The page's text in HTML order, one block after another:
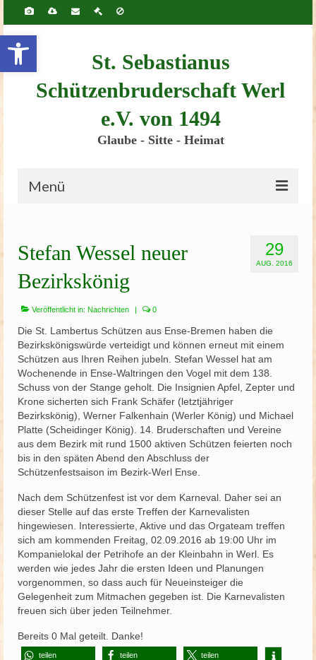
Werkzeugleiste öffnen
springen
St. Sebastianus
Schützenbruderschaft Werl
e.V. von 1494
Glaube - Sitte - Heimat
Menü
Bruderschaft
Schützenscheune
Kinderschützenfest
Schützenfest
Schießgruppe
News
29
AUG. 2016
Stefan Wessel neuer
Bezirkskönig
Veröffentlicht in: Nachrichten | 0
Die St. Lambertus Schützen aus Ense-Bremen haben die
Bezirkskönigswürde verteidigt und können erneut mit einem
Schützen aus Ihren Reihen jubeln. Stefan Wessel hat am
Wochenende in Ense-Waltringen den Vogel mit dem 138.
Schuss von der Stange geholt. Die Insignien Apfel, Zepter und
Krone sicherten sich Frank Schäfer (letztjähriger
Bezirkskönig), Werner Falkenhain (Werler König) und Michael
Platte (Scheidinger König). 14. Bruderschaften und Vereine
aus dem Bezirk mit rund 1500 aktiven Schützen feierten noch
bis in den späten Abend den Abschluss der
Schützenfestsaison im Bezirk-Werl Ense.
Nach dem Schützenfest ist vor dem Karneval. Daher sei an
dieser Stelle auf das erste Treffen der Karnevalisten
hingewiesen. Interessierte, Aktive und das Orgateam treffen
sich am kommenden Freitag, 02.09.2016 ab 19:00 Uhr im
Kompanielokal der Petrihofe an der Kleinbahn in Werl. Es
werden wie jedes Jahr die ersten Ideen und Planungen
vorgenommen, so dass auch für Neueinsteiger die
Gelegenheit zum Mitmachen gegeben ist. Die Karnevalisten
freuen sich über jeden Teilnehmer.
Bereits 0 Mal geteilt. Danke!
teilen teilen teilen